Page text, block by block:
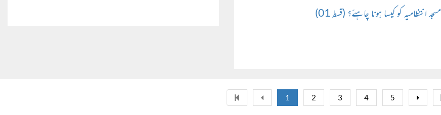
مسجد انتظامیہ کو کیسا ہونا چاہئے؟ (قسط 01)
1 2 3 4 5